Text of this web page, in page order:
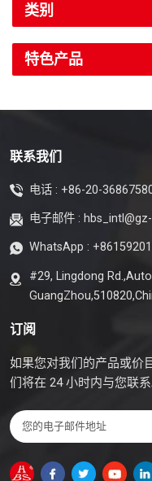
类别
特色产品
联系我们
电话 : +86-20-
电子邮件 :
WhatsApp :
#29, Lingdong
订阅
如果您对我们的产品或价
们将在 24 小时内与您联系